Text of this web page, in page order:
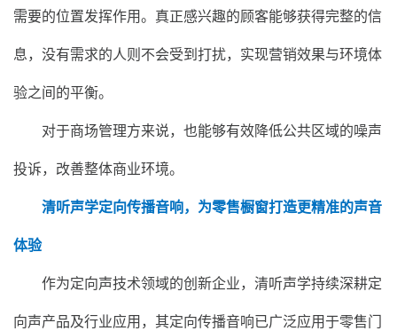
需要的位置发挥作用。真正感兴趣的顾客能够获得完整的信
息，没有需求的人则不会受到打扰，实现营销效果与环境体
验之间的平衡。
对于商场管理方来说，也能够有效降低公共区域的噪声
投诉，改善整体商业环境。
清听声学定向传播音响，为零售橱窗打造更精准的声音
体验
作为定向声技术领域的创新企业，清听声学持续深耕定
向声产品及行业应用，其定向传播音响已广泛应用于零售门